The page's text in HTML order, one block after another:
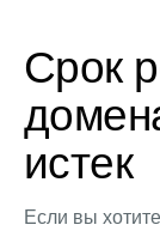
Срок
истек
Если вы